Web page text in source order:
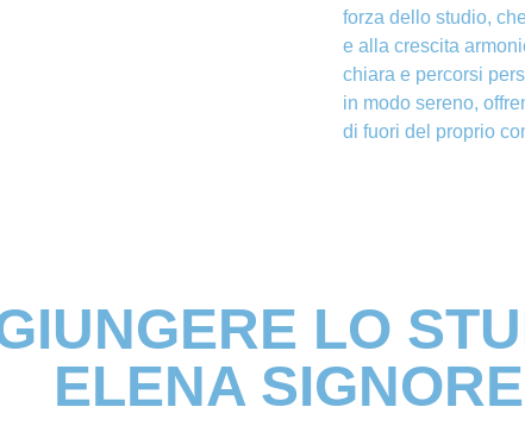
forza dello studio,
e alla crescita
chiara e percorsi
in modo sereno,
di fuori del proprio
LO
ELENA